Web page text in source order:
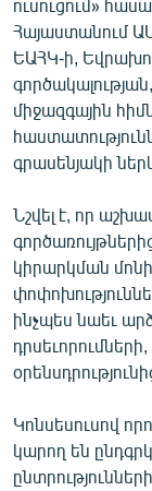
Русский
ՀԵՏԵՎԵՔ ՄԵԶ
ուսուցում»
Հայաստանում
ԵԱՀԿ-ի,
միջազգային
գրասենյակի
Նշվել է, որ
կիրարկման
ինչպես նաեւ
Կոնսեսուսով
կարող են